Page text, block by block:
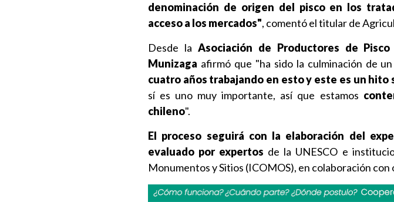
denominación de origen del pisco en los
acceso a los mercados", comentó el titular de
Desde la Asociación de Productores de
Munizaga afirmó que "ha sido la culminación de
cuatro años trabajando en esto y este es un hito
sí es uno muy importante, así que estamos
chileno".
El proceso seguirá con la elaboración del
evaluado por expertos de la UNESCO e
Monumentos y Sitios (ICOMOS), en colaboración con